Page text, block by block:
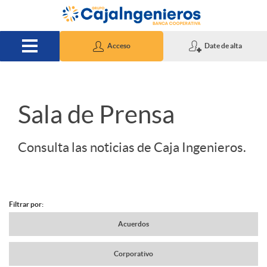
Saltar al contenido principal
Acceso Date de alta
S
Sala de Prensa
Consulta las noticias de Caja Ingenieros.
N
Filtrar por:
Acuerdos
Corporativo